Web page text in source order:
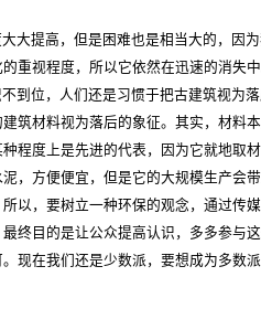
大提高，但是困难也是相当大的，因
重视程度，所以它依然在迅速的消失中
到位，人们还是习惯于把古建筑视为
筑材料视为落后的象征。其实，材料
程度上是先进的代表，因为它就地取
，方便便宜，但是它的大规模生产会
以，要树立一种环保的观念，通过传
终目的是让公众提高认识，多多参与
现在我们还是少数派，要想成为多数